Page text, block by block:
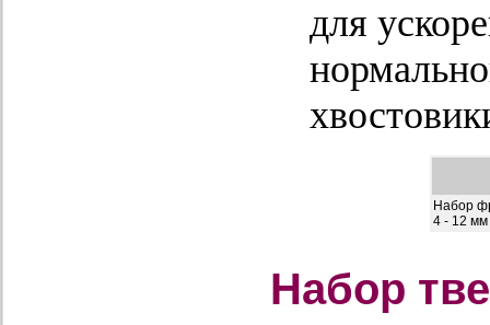
для
Набор
4 - 12
Набор